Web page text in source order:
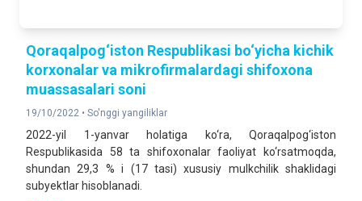
Qoraqalpog‘iston Respublikasi bo‘yicha kichik
korxonalar va mikrofirmalardagi shifoxona
muassasalari soni
19/10/2022 • So'nggi yangiliklar
2022-yil 1-yanvar holatiga ko‘ra, Qoraqalpog‘iston
Respublikasida 58 ta shifoxonalar faoliyat ko‘rsatmoqda,
shundan 29,3 % i (17 tasi) xususiy mulkchilik shaklidagi
subyektlar hisoblanadi.